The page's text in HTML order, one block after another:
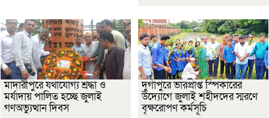
মাদারীপুরে যথাযোগ্য শ্রদ্ধা ও
মর্যাদায় পালিত হচ্ছে জুলাই
গণঅভ্যুত্থান দিবস
দুর্গাপুরে ভারপ্রাপ্ত স্পিকারের
উদ্যোগে জুলাই শহীদদের স্মরণে
বৃক্ষরোপণ কর্মসূচি